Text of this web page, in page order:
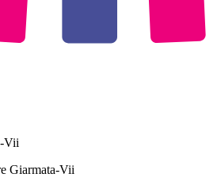
Vii
Giarmata-Vii